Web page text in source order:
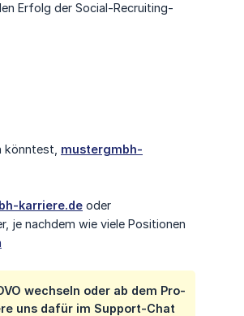
Erfolg der Social-Recruiting-
könntest, mustergmbh-
karriere.de oder
je nachdem wie viele Positionen
wechseln oder ab dem Pro-
uns dafür im Support-Chat